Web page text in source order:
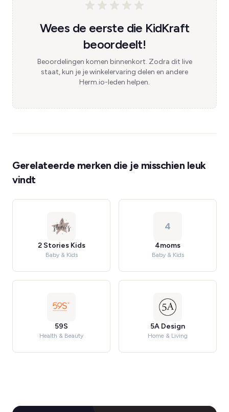
Wees de eerste die KidKraft
beoordeelt!
Beoordelingen komen binnenkort. Zodra dit live
staat, kun je je winkelervaring delen en andere
Herm.io-leden helpen.
Gerelateerde merken die je misschien leuk
vindt
2 Stories Kids
Baby & Kids
4
4moms
Baby & Kids
59S
Health & Beauty
5A Design
Home & Living